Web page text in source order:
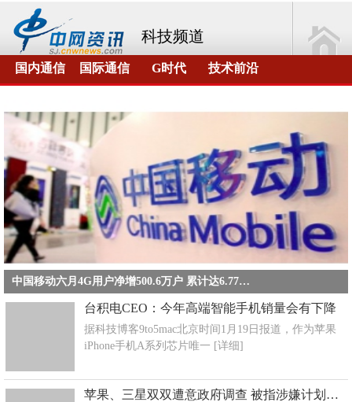
科技频道
国内通信 国际通信 G时代 技术前沿
中国移动六月4G用户净增500.6万户 累计达6.77亿户
台积电CEO：今年高端智能手机销量会有下降
据科技博客9to5mac北京时间1月19日报道，作为苹果
iPhone手机A系列芯片唯一 [详细]
苹果、三星双双遭意政府调查 被指涉嫌计划报废手机